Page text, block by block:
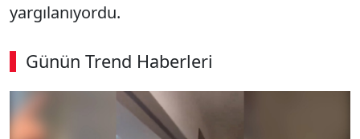
yargılanıyordu.
Günün Trend Haberleri